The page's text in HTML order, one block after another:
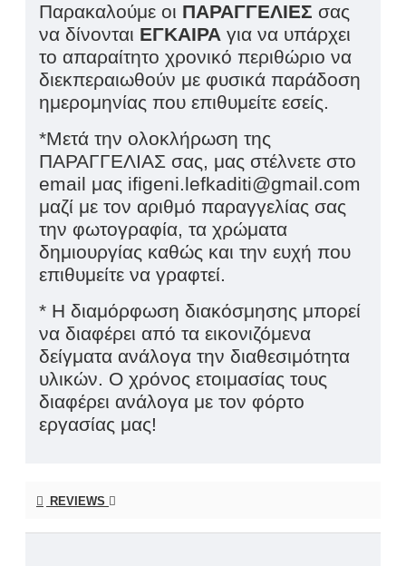
Παρακαλούμε οι ΠΑΡΑΓΓΕΛΙΕΣ σας
να δίνονται ΕΓΚΑΙΡΑ για να υπάρχει
το απαραίτητο χρονικό περιθώριο να
διεκπεραιωθούν με φυσικά παράδοση
ημερομηνίας που επιθυμείτε εσείς.
*Μετά την ολοκλήρωση της
ΠΑΡΑΓΓΕΛΙΑΣ σας, μας στέλνετε στο
email μας ifigeni.lefkaditi@gmail.com
μαζί με τον αριθμό παραγγελίας σας
την φωτογραφία, τα χρώματα
δημιουργίας καθώς και την ευχή που
επιθυμείτε να γραφτεί.
* Η διαμόρφωση διακόσμησης μπορεί
να διαφέρει από τα εικονιζόμενα
δείγματα ανάλογα την διαθεσιμότητα
υλικών. Ο χρόνος ετοιμασίας τους
διαφέρει ανάλογα με τον φόρτο
εργασίας μας!
REVIEWS